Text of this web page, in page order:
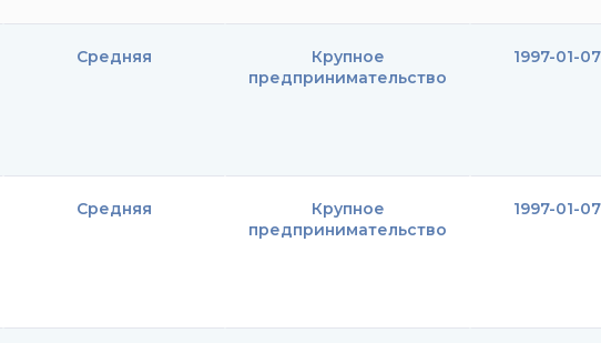
Средняя
Крупное
предпринимательство
1997-01-07
Средняя
Крупное
предпринимательство
1997-01-07